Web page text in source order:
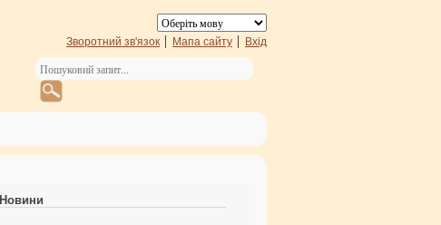
Зворотний зв'язок Мапа сайту Вхід
Новини